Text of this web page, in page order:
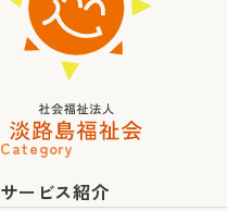
Category
サービス紹介